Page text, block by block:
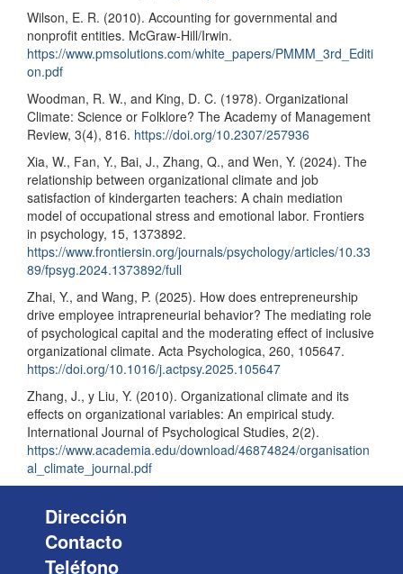
Wilson, E. R. (2010). Accounting for governmental and
nonprofit entities. McGraw-Hill/Irwin.
https://www.pmsolutions.com/white_papers/PMMM_3rd_Editi
on.pdf
Woodman, R. W., and King, D. C. (1978). Organizational
Climate: Science or Folklore? The Academy of Management
Review, 3(4), 816. https://doi.org/10.2307/257936
Xia, W., Fan, Y., Bai, J., Zhang, Q., and Wen, Y. (2024). The
relationship between organizational climate and job
satisfaction of kindergarten teachers: A chain mediation
model of occupational stress and emotional labor. Frontiers
in psychology, 15, 1373892.
https://www.frontiersin.org/journals/psychology/articles/10.33
89/fpsyg.2024.1373892/full
Zhai, Y., and Wang, P. (2025). How does entrepreneurship
drive employee intrapreneurial behavior? The mediating role
of psychological capital and the moderating effect of inclusive
organizational climate. Acta Psychologica, 260, 105647.
https://doi.org/10.1016/j.actpsy.2025.105647
Zhang, J., y Liu, Y. (2010). Organizational climate and its
effects on organizational variables: An empirical study.
International Journal of Psychological Studies, 2(2).
https://www.academia.edu/download/46874824/organisation
al_climate_journal.pdf
Dirección
Contacto
Teléfono